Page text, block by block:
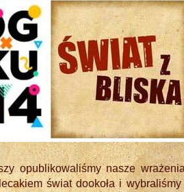
nasze
świat dookoła i